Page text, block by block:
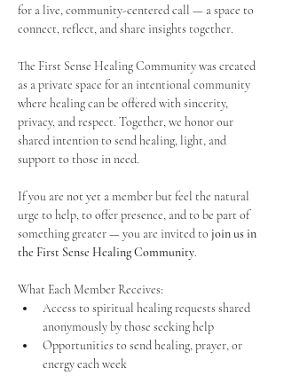
for a live, community-centered call — a space to
connect, reflect, and share insights together.
The First Sense Healing Community was created
as a private space for an intentional community
where healing can be offered with sincerity,
privacy, and respect. Together, we honor our
shared intention to send healing, light, and
support to those in need.
If you are not yet a member but feel the natural
urge to help, to offer presence, and to be part of
something greater — you are invited to join us in
the First Sense Healing Community.
What Each Member Receives:
Access to spiritual healing requests shared
anonymously by those seeking help
Opportunities to send healing, prayer, or
energy each week